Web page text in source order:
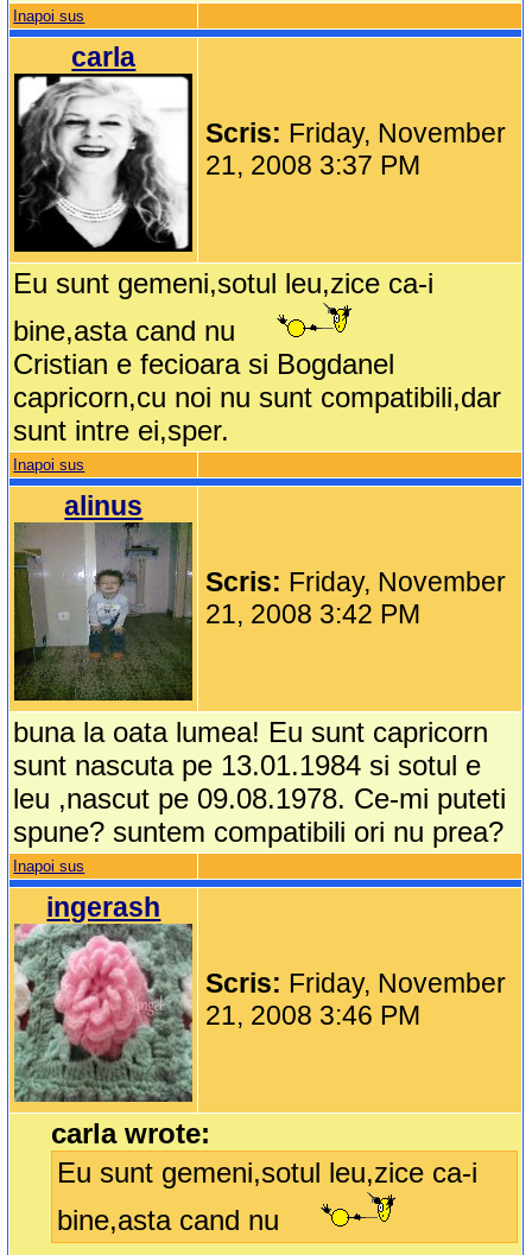
Inapoi sus
carla
Scris: Friday, November
21, 2008 3:37 PM
Eu sunt gemeni,sotul leu,zice ca-i
bine,asta cand nu
Cristian e fecioara si Bogdanel
capricorn,cu noi nu sunt compatibili,dar
sunt intre ei,sper.
Inapoi sus
alinus
Scris: Friday, November
21, 2008 3:42 PM
buna la oata lumea! Eu sunt capricorn
sunt nascuta pe 13.01.1984 si sotul e
leu ,nascut pe 09.08.1978. Ce-mi puteti
spune? suntem compatibili ori nu prea?
Inapoi sus
ingerash
Scris: Friday, November
21, 2008 3:46 PM
carla wrote:
Eu sunt gemeni,sotul leu,zice ca-i
bine,asta cand nu